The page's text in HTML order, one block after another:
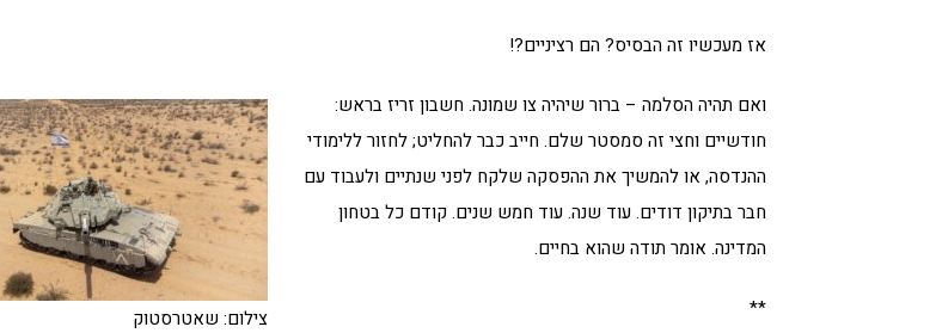
אז מעכשיו זה הבסיס? הם רציניים?!
צילום: שאטרסטוק
ואם תהיה הסלמה – ברור שיהיה צו שמונה. חשבון זריז בראש:
חודשיים וחצי זה סמסטר שלם. חייב כבר להחליט; לחזור ללימודי
ההנדסה, או להמשיך את ההפסקה שלקח לפני שנתיים ולעבוד עם
חבר בתיקון דודים. עוד שנה. עוד חמש שנים. קודם כל בטחון
המדינה. אומר תודה שהוא בחיים.
**